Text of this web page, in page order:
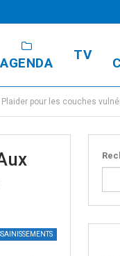
AGENDA
TV
pour les couches